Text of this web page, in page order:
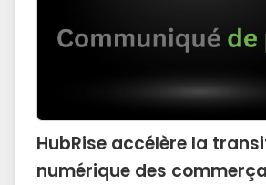
HubRise accélère la
numérique des